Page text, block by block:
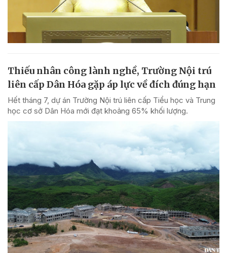
Thiếu nhân công lành nghề, Trường Nội trú
liên cấp Dân Hóa gặp áp lực về đích đúng hạn
Hết tháng 7, dự án Trường Nội trú liên cấp Tiểu học và Trung
học cơ sở Dân Hóa mới đạt khoảng 65% khối lượng.